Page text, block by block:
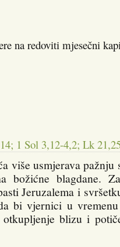
na redoviti mjesečni
1 Sol 3,12-4,2; Lk
više usmjerava pažnju
božićne blagdane.
Jeruzalema i
bi vjernici u vremenu
blizu i